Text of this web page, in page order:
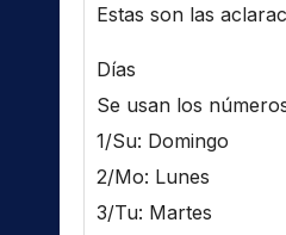
Estas son las
Días
Se usan los
1/Su: Domingo
2/Mo: Lunes
3/Tu: Martes